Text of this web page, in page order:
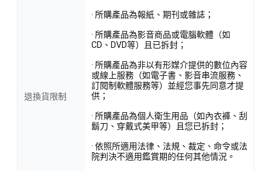
退換貨限制
· 所購產品為報紙、期刊或雜誌；
· 所購產品為影音商品或電腦軟體（如
CD、DVD等）且已拆封；
· 所購產品為非以有形媒介提供的數位內容
或線上服務（如電子書、影音串流服務、
訂閱制軟體服務等）並經您事先同意才提
供；
· 所購產品為個人衛生用品（如內衣褲、刮
鬍刀、穿戴式美甲等）且您已拆封；
· 依照所適用法律、法規、裁定、命令或法
院判決不適用鑑賞期的任何其他情況。